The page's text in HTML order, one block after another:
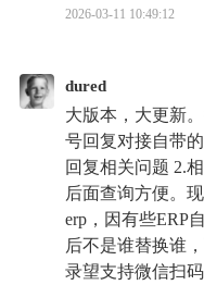
2026-03-11 10:49:12
dured
大版本，大更新
号回复对接自带
回复相关问题 2.
后面查询方便。
erp，因有些ERP
后不是谁替换谁
录望支持微信扫